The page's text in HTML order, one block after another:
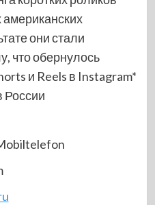
американских
они стали
что обернулось
и Reels в Instagram*
России